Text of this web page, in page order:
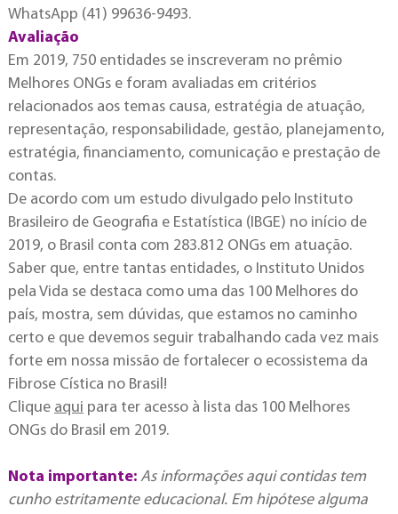
WhatsApp (41) 99636-9493.
Avaliação
Em 2019, 750 entidades se inscreveram no prêmio
Melhores ONGs e foram avaliadas em critérios
relacionados aos temas causa, estratégia de atuação,
representação, responsabilidade, gestão, planejamento,
estratégia, financiamento, comunicação e prestação de
contas.
De acordo com um estudo divulgado pelo Instituto
Brasileiro de Geografia e Estatística (IBGE) no início de
2019, o Brasil conta com 283.812 ONGs em atuação.
Saber que, entre tantas entidades, o Instituto Unidos
pela Vida se destaca como uma das 100 Melhores do
país, mostra, sem dúvidas, que estamos no caminho
certo e que devemos seguir trabalhando cada vez mais
forte em nossa missão de fortalecer o ecossistema da
Fibrose Cística no Brasil!
Clique aqui para ter acesso à lista das 100 Melhores
ONGs do Brasil em 2019.
Nota importante: As informações aqui contidas tem
cunho estritamente educacional. Em hipótese alguma